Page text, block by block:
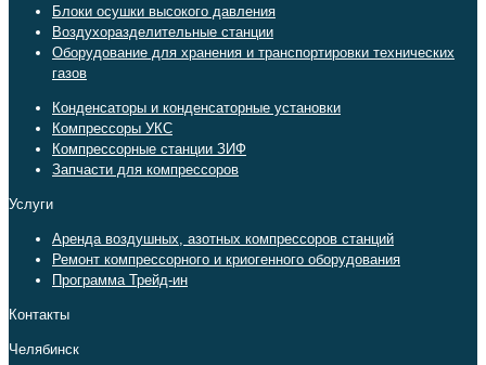
Блоки осушки высокого давления
Воздухоразделительные станции
Оборудование для хранения и транспортировки технических
газов
Конденсаторы и конденсаторные установки
Компрессоры УКС
Компрессорные станции ЗИФ
Запчасти для компрессоров
Услуги
Аренда воздушных, азотных компрессоров станций
Ремонт компрессорного и криогенного оборудования
Программа Трейд-ин
Контакты
Челябинск